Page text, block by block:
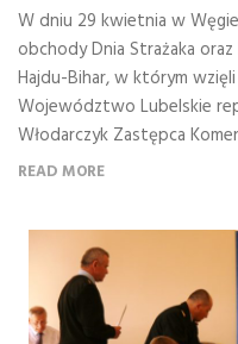
W dniu 29 kwietnia w
obchody Dnia Strażaka
Hajdu-Bihar, w którym
Województwo Lubelskie
Włodarczyk Zastępca
READ MORE